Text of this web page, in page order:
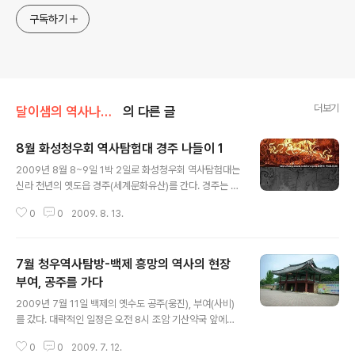
구독하기
달이샘의 역사나들이(답사) 의 다른 글 더보기
8월 화성청우회 역사탐험대 경주 나들이 1
2009년 8월 8~9일 1박 2일로 화성청우회 역사탐험대는
신라 천년의 옛도읍 경주(세계문화유산)를 간다. 경주는 우
이루어진 중소도시이다. 현재의 경주 시내의 규모와 인구
0 0 2009. 8. 13.
7월 청우역사탐방-백제 흥망의 역사의 현장
부여, 공주를 가다
2009년 7월 11일 백제의 옛수도 공주(웅진), 부여(사비)
를 갔다. 대략적인 일정은 오전 8시 조암 기산약국 앞에서
- 부소산성 및 건물터와 저장구덩이 - 반월루 - 낙화암 -
0 0 2009. 7. 12.